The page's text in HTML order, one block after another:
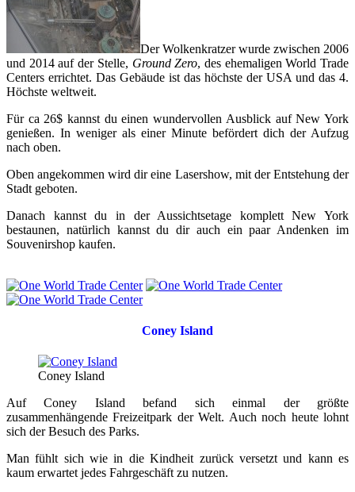
Der Wolkenkratzer wurde zwischen 2006
und 2014 auf der Stelle, Ground Zero, des ehemaligen World Trade
Centers errichtet. Das Gebäude ist das höchste der USA und das 4.
Höchste weltweit.
Für ca 26$ kannst du einen wundervollen Ausblick auf New York
genießen. In weniger als einer Minute befördert dich der Aufzug
nach oben.
Oben angekommen wird dir eine Lasershow, mit der Entstehung der
Stadt geboten.
Danach kannst du in der Aussichtsetage komplett New York
bestaunen, natürlich kannst du dir auch ein paar Andenken im
Souvenirshop kaufen.
Coney Island
Coney Island
Auf Coney Island befand sich einmal der größte
zusammenhängende Freizeitpark der Welt. Auch noch heute lohnt
sich der Besuch des Parks.
Man fühlt sich wie in die Kindheit zurück versetzt und kann es
kaum erwartet jedes Fahrgeschäft zu nutzen.